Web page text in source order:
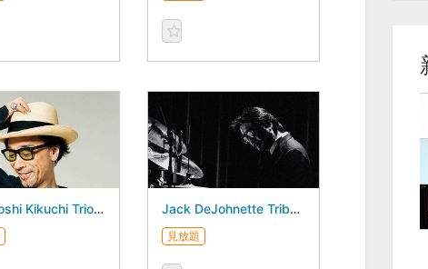
Naruyoshi Kikuchi Trio - August 20, 2026 - Jack DeJohnette Tribute Tamaya Honda 3Days - August 21, 2026 -
見放題